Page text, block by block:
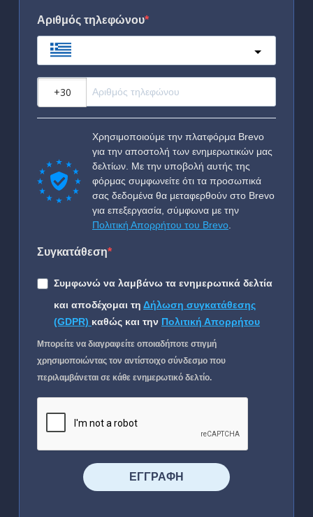
Αριθμός τηλεφώνου
Χρησιμοποιούμε την πλατφόρμα Brevo
για την αποστολή των ενημερωτικών μας
δελτίων. Με την υποβολή αυτής της
φόρμας συμφωνείτε ότι τα προσωπικά
σας δεδομένα θα μεταφερθούν στο Brevo
για επεξεργασία, σύμφωνα με την
Πολιτική Απορρήτου του Brevo
Συγκατάθεση
Συμφωνώ να λαμβάνω τα ενημερωτικά δελτία
και αποδέχομαι τη Δήλωση συγκατάθεσης
(GDPR) καθώς και την Πολιτική Απορρήτου
Μπορείτε να διαγραφείτε οποιαδήποτε στιγμή
χρησιμοποιώντας τον αντίστοιχο σύνδεσμο που
περιλαμβάνεται σε κάθε ενημερωτικό δελτίο.
⠀⠀⠀⠀ΕΓΓΡΑΦΗ⠀⠀⠀⠀